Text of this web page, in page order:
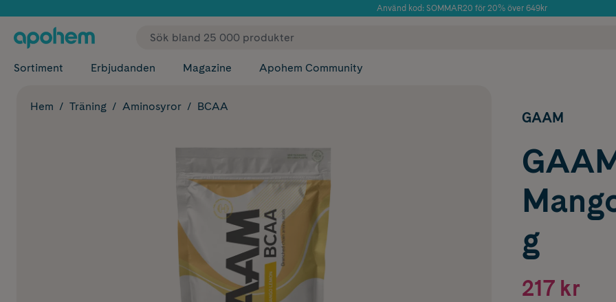
Använd kod: SOMMAR20 för 20% över 649kr
✓ Fri frakt
Sortiment Erbjudanden Magazine Apohem Community
Hem Träning Aminosyror BCAA
GAAM
g
217 kr